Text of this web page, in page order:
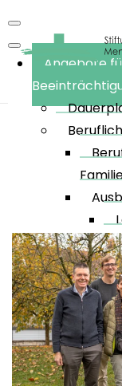
Angebote